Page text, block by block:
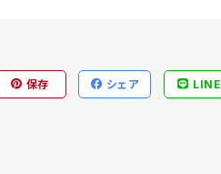
保存 シェア LINE